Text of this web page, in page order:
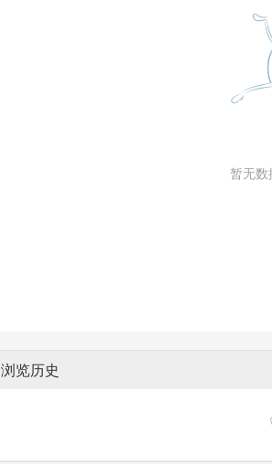
暂无
浏览历史